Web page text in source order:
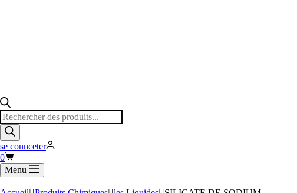
Recherche
de
produits
se connceter
Panier
d’achat
0
Menu